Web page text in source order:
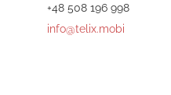
+48 508 196 998
info@telix.mobi